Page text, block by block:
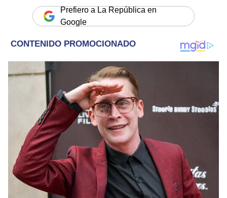
Prefiero a La República en
Google